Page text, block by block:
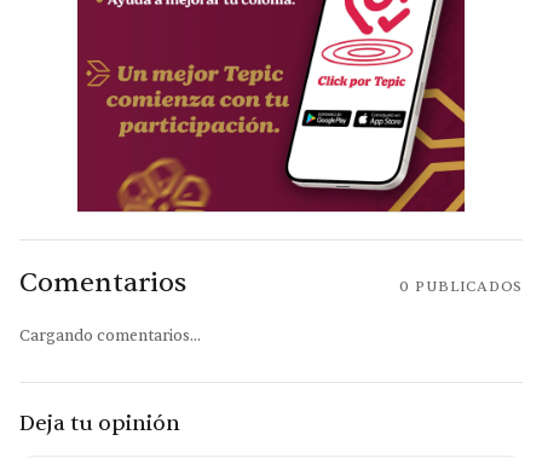
Comentarios 0 PUBLICADOS
Cargando comentarios...
Deja tu opinión